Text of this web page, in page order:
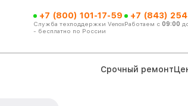
+7 (800) 101-17-59
Служба техподдержки Venox
- бесплатно по России
+7 (843)
Работаем с 09:00
Срочный ремонт